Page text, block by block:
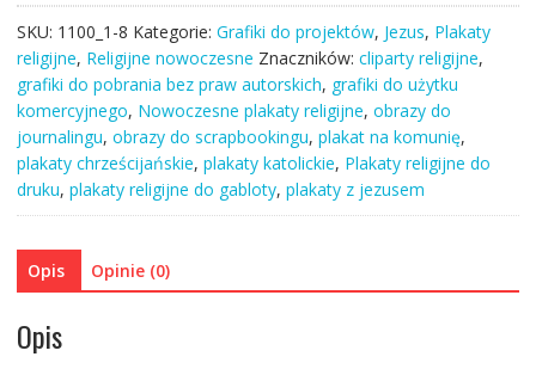
pamiątka
na
Komunię
Pan
Jezus
z
owieczką
grafika
cyfrowa
SKU: 1100_1-8 Kategorie: Grafiki do projektów, Jezus, Plakaty
religijne, Religijne nowoczesne Znaczników: cliparty religijne,
grafiki do pobrania bez praw autorskich, grafiki do użytku
komercyjnego, Nowoczesne plakaty religijne, obrazy do
journalingu, obrazy do scrapbookingu, plakat na komunię,
plakaty chrześcijańskie, plakaty katolickie, Plakaty religijne do
druku, plakaty religijne do gabloty, plakaty z jezusem
Opis Opinie (0)
Opis